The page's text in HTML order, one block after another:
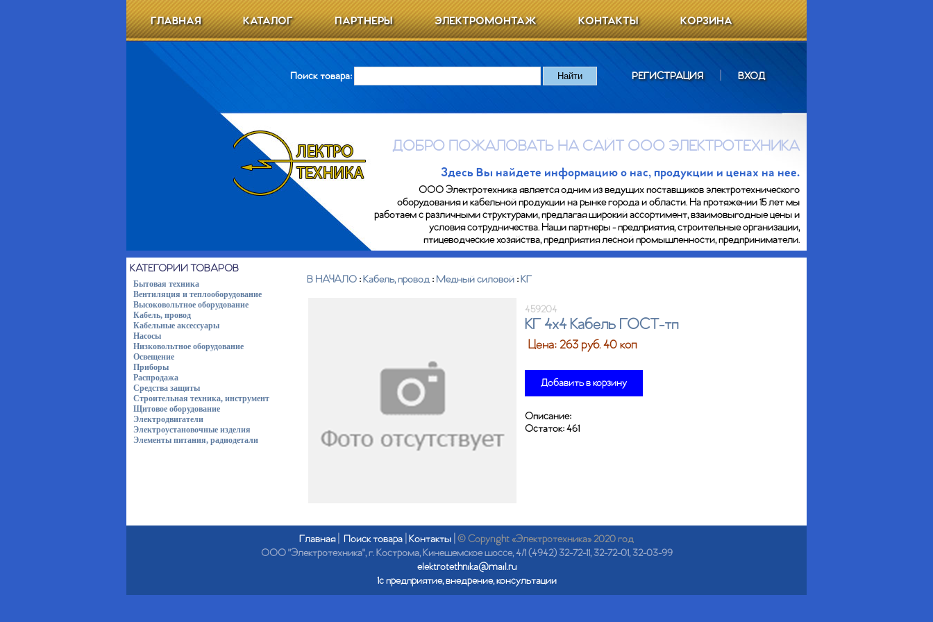
ГЛАВНАЯ КАТАЛОГ ПАРТНЕРЫ ЭЛЕКТРОМОНТАЖ КОНТАКТЫ КОРЗИНА
Поиск товара: РЕГИСТРАЦИЯ ВХОД
ДОБРО ПОЖАЛОВАТЬ НА САЙТ ООО ЭЛЕКТРОТЕХНИКА
Здесь Вы найдете информацию о нас, продукции и ценах на нее.
ООО Электротехника является одним из ведущих поставщиков электротехнического
оборудования и кабельной продукции на рынке города и области. На протяжении 15 лет мы
работаем с различными структурами, предлагая широкий ассортимент, взаимовыгодные цены и
условия сотрудничества. Наши партнеры - предприятия, строительные организации,
птицеводческие хозяйства, предприятия лесной промышленности, предприниматели.
КАТЕГОРИИ ТОВАРОВ
Бытовая техника
Вентиляция и теплооборудование
Высоковольтное оборудование
Кабель, провод
Кабельные аксессуары
Насосы
Низковольтное оборудование
Освещение
Приборы
Распродажа
Средства защиты
Строительная техника, инструмент
Щитовое оборудование
Электродвигатели
Электроустановочные изделия
Элементы питания, радиодетали
В НАЧАЛО :Кабель, провод : Медный силовой :КГ
459204
КГ 4х4 Кабель ГОСТ-тп
Цена:263 руб. 40 коп
Добавить в корзину
Описание:
Остаток:461
Главная| Поиск товара Контакты © Copyright «Электротехника» 2020 год
ООО "Электротехника", г. Кострома, Кинешемское шоссе, 4/1 (4942) 32-72-11, 32-72-01, 32-03-99
elektrotethnika@mail.ru
1с предприятие, внедрение, консультации